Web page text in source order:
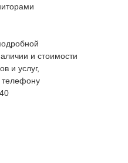
и стоимости
и услуг,